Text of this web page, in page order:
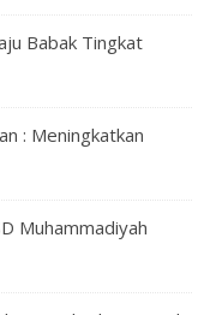
Babak Tingkat
: Meningkatkan
Muhammadiyah